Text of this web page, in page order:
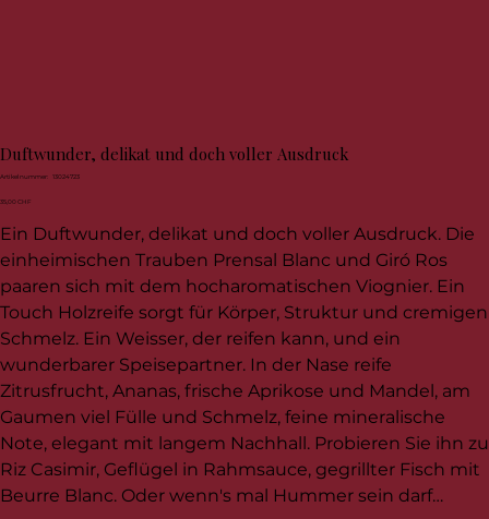
Duftwunder, delikat und doch voller Ausdruck
Artikelnummer:
Artikelnummer:
13024723
Preis
35,00 CHF
Ein Duftwunder, delikat und doch voller Ausdruck. Die
einheimischen Trauben Prensal Blanc und Giró Ros
paaren sich mit dem hocharomatischen Viognier. Ein
Touch Holzreife sorgt für Körper, Struktur und cremigen
Schmelz. Ein Weisser, der reifen kann, und ein
wunderbarer Speisepartner. In der Nase reife
Zitrusfrucht, Ananas, frische Aprikose und Mandel, am
Gaumen viel Fülle und Schmelz, feine mineralische
Note, elegant mit langem Nachhall. Probieren Sie ihn zu
Riz Casimir, Geflügel in Rahmsauce, gegrillter Fisch mit
Beurre Blanc. Oder wenn's mal Hummer sein darf…